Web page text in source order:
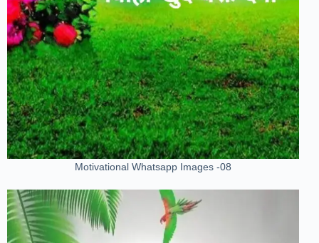
Motivational Whatsapp Images -08